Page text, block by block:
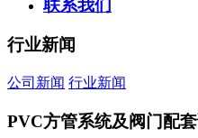
联系我们
行业新闻
公司新闻 行业新闻
PVC方管系统及阀门配